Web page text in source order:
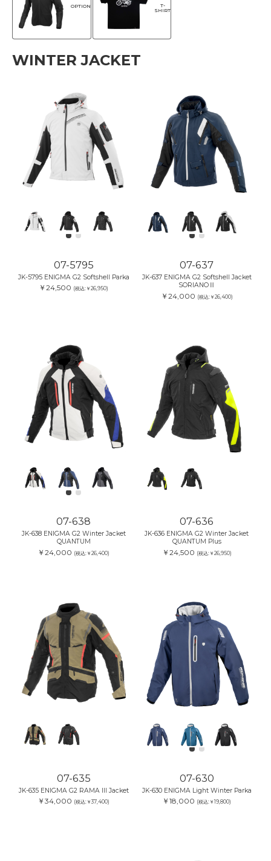
OPTION
T-
SHIRT
WINTER JACKET
07-5795
JK-5795 ENIGMA G2 Softshell Parka
￥24,500 (税込:￥26,950)
07-637
JK-637 ENIGMA G2 Softshell Jacket
SORIANOⅡ
￥24,000 (税込:￥26,400)
07-638
JK-638 ENIGMA G2 Winter Jacket
QUANTUM
￥24,000 (税込:￥26,400)
07-636
JK-636 ENIGMA G2 Winter Jacket
QUANTUM Plus
￥24,500 (税込:￥26,950)
07-635
JK-635 ENIGMA G2 RAMA III Jacket
￥34,000 (税込:￥37,400)
07-630
JK-630 ENIGMA Light Winter Parka
￥18,000 (税込:￥19,800)